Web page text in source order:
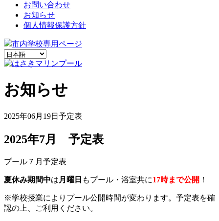
お問い合わせ
お知らせ
個人情報保護方針
市内学校専用ページ
お知らせ
2025年06月19日 予定表
2025年7月 予定表
プール７月予定表
夏休み期間中は 月曜日 もプール・浴室共に17時まで公開 ！
※学校授業によりプール公開時間が変わります。予定表を確
認の上、ご利用ください。